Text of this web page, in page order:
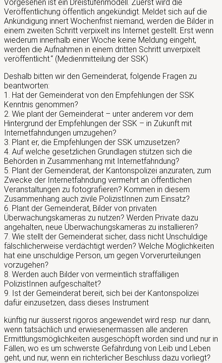
Vorgesehen ist ein Dreistufenmodell. Zuerst wird die
Veröffentlichung öffentlich angekündigt. Meldet sich auf die
Ankündigung innert Wochenfrist niemand, werden die Bilder in
einem zweiten Schritt verpixelt ins Internet gestellt. Erst wenn
wiederum innerhalb einer Woche keine Meldung eingeht,
werden die Aufnahmen in einem dritten Schritt unverpixelt
veröffentlicht.“ (Medienmitteilung der SSK)
Deshalb bitten wir den Gemeinderat, folgende Fragen zu
beantworten:
1. Hat der Gemeinderat von den Empfehlungen der SSK
Kenntnis genommen?
2. Wie plant der Gemeinderat – unter anderem vor dem
Hintergrund der Empfehlungen der SSK – in Zukunft mit
Internetfahndungen umzugehen?
3. Plant er, die Empfehlungen der SSK umzusetzen?
4. Auf welche gesetzlichen Grundlagen stützen sich die
Behörden in Zusammenhang mit Internetfahndung?
5. Plant der Gemeinderat, der Kantonspolizei anzuraten, zum
Zwecke der Internetfahndung vermehrt an öffentlichen
Veranstaltungen zu fotografieren? Kommen in diesem
Zusammenhang auch zivile PolizistInnen zum Einsatz?
6. Plant der Gemeinderat, Bilder von privaten
Überwachungskameras zu nutzen? Werden Private dazu
angehalten, neue Überwachungskameras zu installieren?
7. Wie stellt der Gemeinderat sicher, dass nicht Unschuldige
fälschlicherweise verdächtigt werden? Welche Möglichkeiten
hat eine unschuldige Person, um gegen Vorverurteilungen
vorzugehen?
8. Werden auch Bilder von vermeintlich straffälligen
PolizistInnen aufgeschaltet?
9. Ist der Gemeinderat bereit, sich bei der Kantonspolizei
dafür einzusetzen, dass dieses Instrument
künftig nur äusserst rigoros angewendet wird resp. nur dann,
wenn tatsächlich und erwiesenermassen alle anderen
Ermittlungsmöglichkeiten ausgeschöpft worden sind und nur in
Fällen, wo es um schwerste Gefährdung von Leib und Leben
geht, und nur, wenn ein richterlicher Beschluss dazu vorliegt?